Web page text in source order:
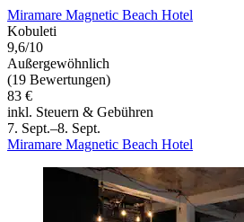
Miramare Magnetic Beach Hotel
Kobuleti
9,6/10
Außergewöhnlich
(19 Bewertungen)
83 €
inkl. Steuern & Gebühren
7. Sept.–8. Sept.
Miramare Magnetic Beach Hotel